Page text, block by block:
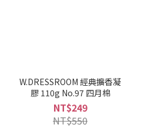
W.DRESSROOM 經典擴香凝
膠 110g No.97 四月棉
NT$249
NT$550